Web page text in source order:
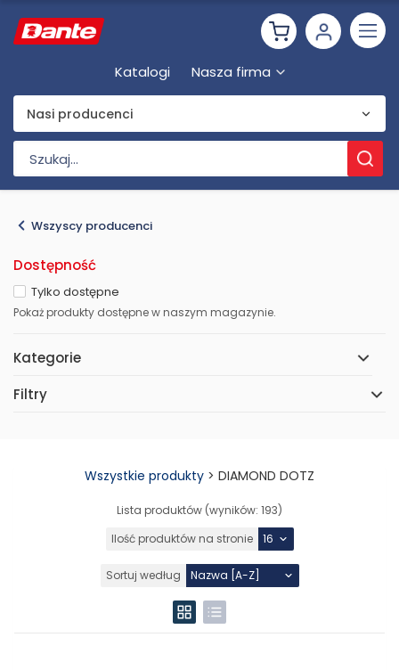
Katalogi Nasza firma
Nasi producenci
Wszyscy producenci
Dostępność
Tylko dostępne
Pokaż produkty dostępne w naszym magazynie.
Kategorie
Filtry
Wszystkie produkty > DIAMOND DOTZ
Lista produktów (wyników: 193)
Ilość produktów na stronie
Sortuj według